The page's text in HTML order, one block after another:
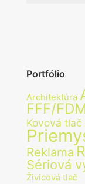
Portfólio
Architektúra
FFF/
Kovová tlač
Reklama
Sériová
Živicová tlač